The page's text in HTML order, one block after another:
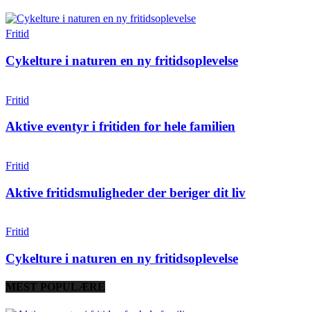
Fritid
Cykelture i naturen en ny fritidsoplevelse
Fritid
Aktive eventyr i fritiden for hele familien
Fritid
Aktive fritidsmuligheder der beriger dit liv
Fritid
Cykelture i naturen en ny fritidsoplevelse
MEST POPULÆRE